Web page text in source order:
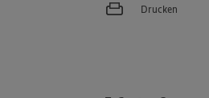
Drucken